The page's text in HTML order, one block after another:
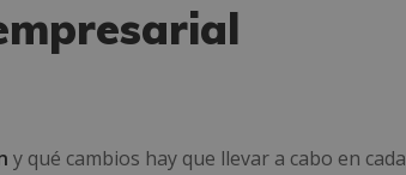
y qué cambios hay que llevar a cabo en cada